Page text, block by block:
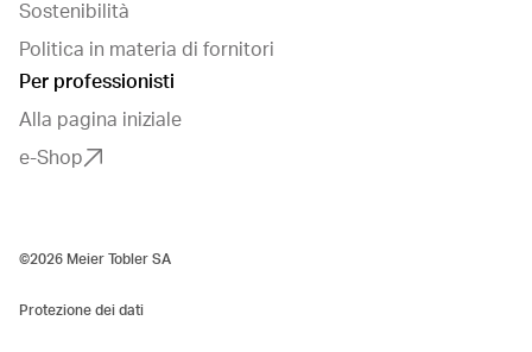
Sostenibilità
Politica in materia di fornitori
Per professionisti
Alla pagina iniziale
e-Shop
©2026 Meier Tobler SA
Protezione dei dati